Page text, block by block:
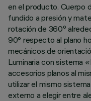
en el producto. Cuerpo
fundido a presión y
rotación de 360º
90° respecto al plano
mecánicos de
Luminaria con sistema
accesorios planos al
utilizar el mismo
externo a elegir entre